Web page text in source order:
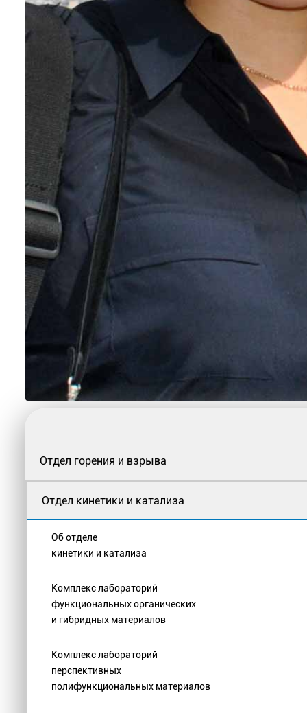
Отдел горения и взрыва
Отдел кинетики и катализа
Об отделе
кинетики и катализа
Комплекс лабораторий
функциональных органических
и гибридных материалов
Комплекс лабораторий
перспективных
полифункциональных материалов